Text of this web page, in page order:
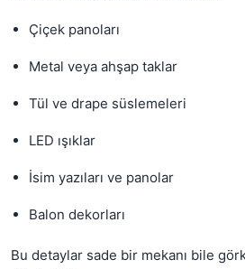
Çiçek panoları
Metal veya ahşap taklar
Tül ve drape süslemeleri
LED ışıklar
İsim yazıları ve panolar
Balon dekorları
Bu detaylar sade bir mekanı bile